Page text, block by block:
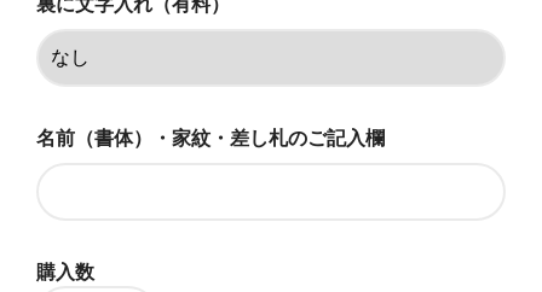
162,250円(税込)
なし
裏に文字入れ（有料）
名前（書体）・家紋・差し札のご記入欄
購入数